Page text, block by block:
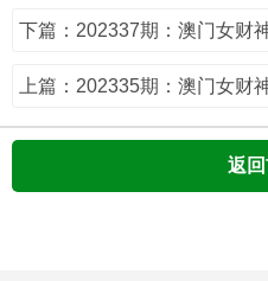
下篇：202337期：澳门女财
上篇：202335期：澳门女财
返